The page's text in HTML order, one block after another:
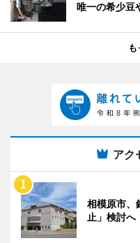
唯一の希少豆
も
アク
相模原市、
止」検討